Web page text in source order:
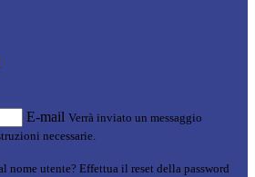
E-mail Verrà inviato un messaggio
necessarie.
nome utente? Effettua il reset della password